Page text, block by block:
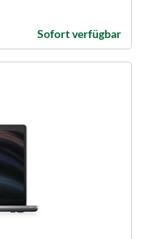
Sofort verfügbar